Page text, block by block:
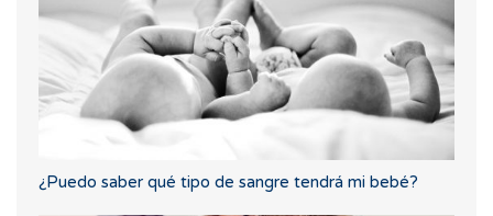
¿Puedo saber qué tipo de sangre tendrá mi bebé?